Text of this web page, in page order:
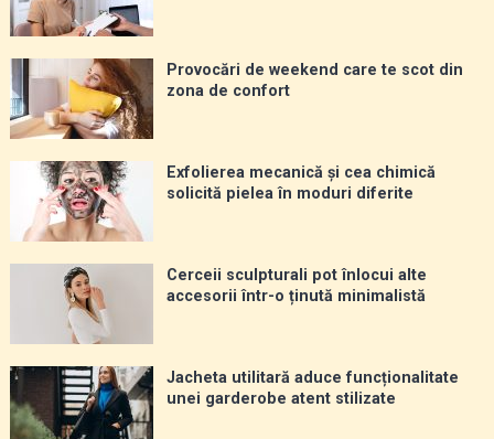
Provocări de weekend care te scot din
zona de confort
Exfolierea mecanică și cea chimică
solicită pielea în moduri diferite
Cerceii sculpturali pot înlocui alte
accesorii într-o ținută minimalistă
Jacheta utilitară aduce funcționalitate
unei garderobe atent stilizate